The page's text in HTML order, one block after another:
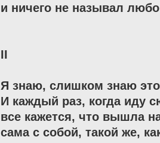
и ничего не называл
II
Я знаю, слишком знаю
И каждый раз, когда иду
все кажется, что вышла
сама с собой, такой же,